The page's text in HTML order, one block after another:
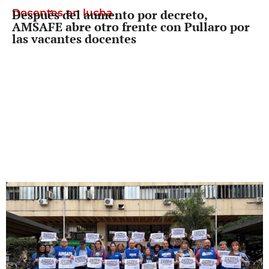
Docentes en lucha
Después del aumento por decreto,
AMSAFE abre otro frente con Pullaro por
las vacantes docentes
Politica Sindical
«Hay que seguir enfrentando estas